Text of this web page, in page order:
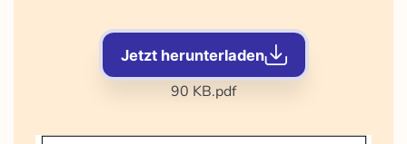
Jetzt herunterladen
90 KB.pdf